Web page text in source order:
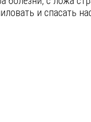
и спасать